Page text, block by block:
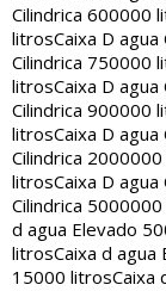
Cilindrica 600000
litrosCaixa D
Cilindrica 750000
litrosCaixa D
Cilindrica 900000
litrosCaixa D
Cilindrica
litrosCaixa D
Cilindrica
d agua Elevado
litrosCaixa d
15000 litrosCaixa